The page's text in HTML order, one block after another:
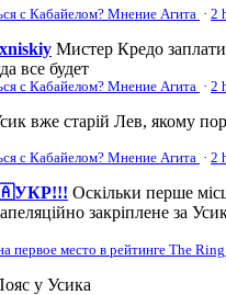
с Кабайелом? Мнение Агита · 2
Мистер Кредо
все будет
с Кабайелом? Мнение Агита · 2
вже старій Лев, якому
с Кабайелом? Мнение Агита · 2
Оскільки перше
закріплене за
первое место в рейтинге The Ring
у Усика